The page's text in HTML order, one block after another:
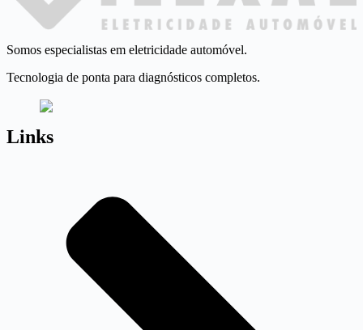
Somos especialistas em eletricidade automóvel.
Tecnologia de ponta para diagnósticos completos.
Links